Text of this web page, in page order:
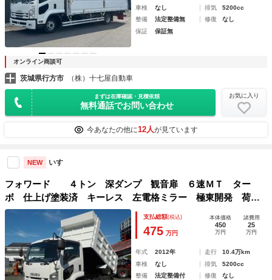
車検
なし 排気
5200cc
整備
法定整備無 修復
なし
保証
保証無
オンライン商談可
茨城県行方市 （株）十七屋自動車
まずは在庫確認・見積依頼
無料通話でお問い合わせ
お気に入り
今あなたの他に12人が見ています
NEW いすゞ
フォワード ４トン 深ダンプ 観音扉 ６速ＭＴ ター
ボ 仕上げ塗装済 キーレス 左電格ミラー 極東開発 荷台
シート台付 ＥＴＣ フロントフォグランプ 後輪ダブル
支払総額(税込)
475 万円
本体価格
450
万円
諸費用
25
万円
年式 2012年 走行
10.4万km
車検
なし 排気
5200cc
整備
法定整備付 修復
なし